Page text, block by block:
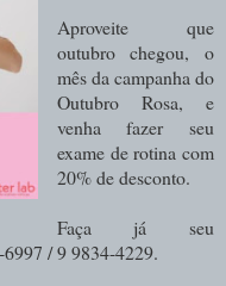
Aproveite que
outubro chegou, o
mês da campanha do
Outubro Rosa, e
venha fazer seu
exame de rotina com
20% de desconto.
Faça já seu
/ 9 9834-4229.